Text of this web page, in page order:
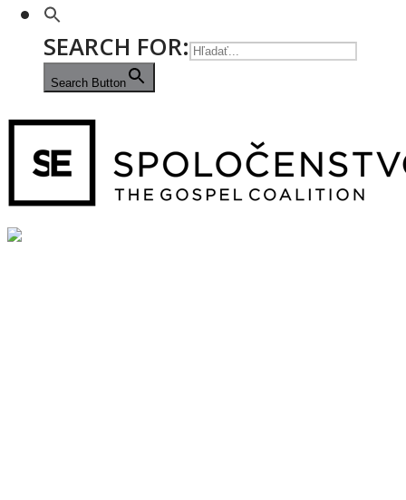
SEARCH FOR:
Search Button